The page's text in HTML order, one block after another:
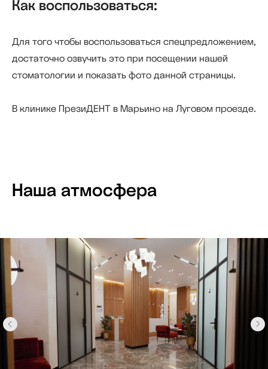
Как воспользоваться:
Для того чтобы воспользоваться спецпредложением,
достаточно озвучить это при посещении нашей
стоматологии и показать фото данной страницы.
В клинике ПрезиДЕНТ в Марьино на Луговом проезде.
Наша атмосфера
Отзывы пациентов